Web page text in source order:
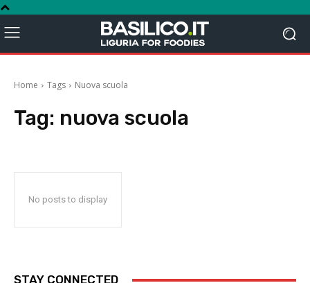
Home Tags Nuova scuola
Tag: nuova scuola
No posts to display
STAY CONNECTED